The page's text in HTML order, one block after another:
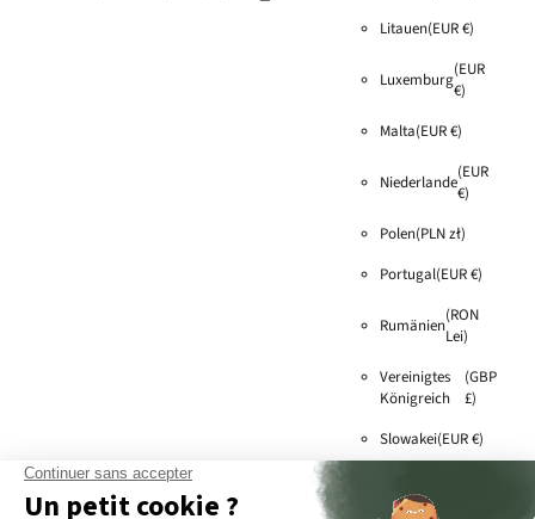
Litauen(EUR €)
Luxemburg(EUR
€)
Malta(EUR €)
Niederlande(EUR
€)
Polen(PLN zł)
Portugal(EUR €)
Rumänien(RON
Lei)
Vereinigtes
Königreich
(GBP
£)
Slowakei(EUR €)